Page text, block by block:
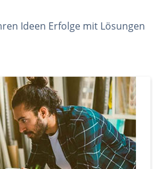
Ideen Erfolge mit Lösungen